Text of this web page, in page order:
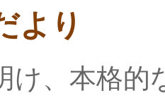
より
、本格的